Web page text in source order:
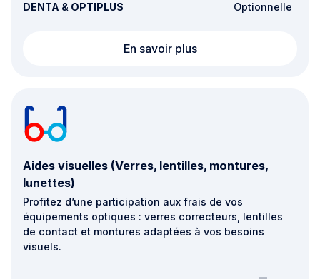
DENTA & OPTIPLUS
Optionnelle
En savoir plusSanté mentale
Aides visuelles (Verres, lentilles, montures,
lunettes)
Profitez d’une participation aux frais de vos
équipements optiques : verres correcteurs, lentilles
de contact et montures adaptées à vos besoins
visuels.